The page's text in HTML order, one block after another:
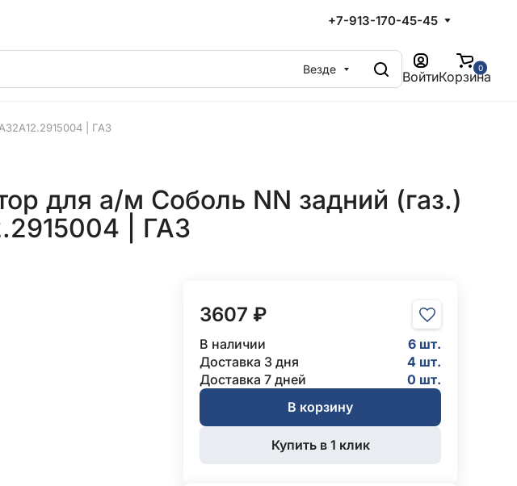
+7-913-170-45-45
Везде Войти
0
Корзина
| ГАЗ
для а/м Соболь NN задний (газ.)
| ГАЗ
3607 ₽
В наличии
6 шт.
Доставка 3 дня
4 шт.
Доставка 7 дней
0 шт.
В корзину
Купить в 1 клик